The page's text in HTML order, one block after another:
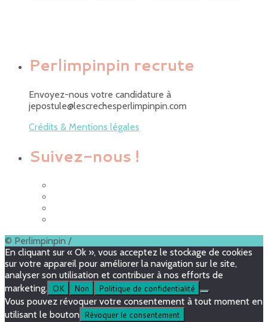
Perlimpinpin recrute
Envoyez-nous votre candidature à
jepostule@lescrechesperlimpinpin.com
Crédits & Mentions légales
Suivez-nous !
© Perlimpinpin /
En cliquant sur « Ok », vous acceptez le stockage de cookies
sur votre appareil pour améliorer la navigation sur le site,
analyser son utilisation et contribuer à nos efforts de
marketing. OK Non
Politique de confidentialité
Vous pouvez révoquer votre consentement à tout moment en
utilisant le bouton Révoquer le consentement